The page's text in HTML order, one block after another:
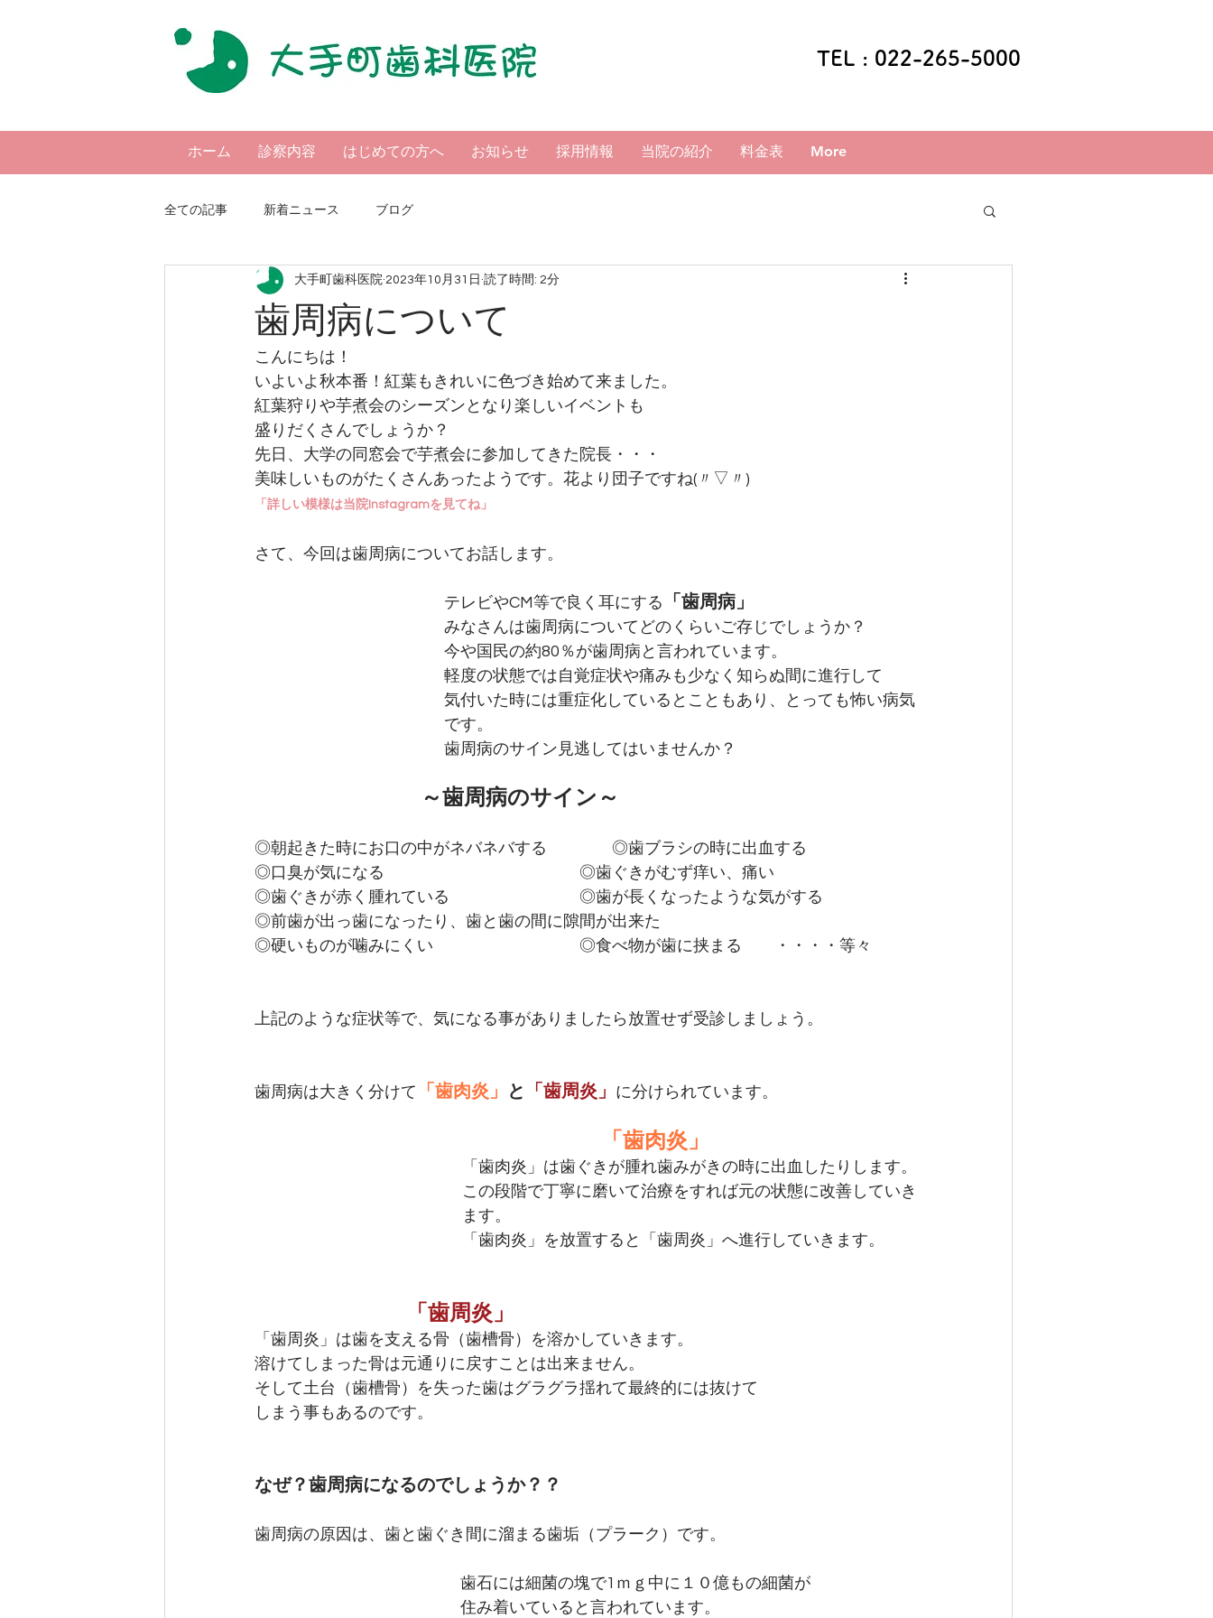
TEL : 022-265-5000
ホーム 診察内容 はじめての方へ お知らせ 採用情報 当院の紹介 料金表 More
全ての記事 新着ニュース ブログ
歯周病について
大手町歯科医院 2023年10月31日 読了時間: 2分
こんにちは！
いよいよ秋本番！紅葉もきれいに色づき始めて来ました。
紅葉狩りや芋煮会のシーズンとなり楽しいイベントも
盛りだくさんでしょうか？
先日、大学の同窓会で芋煮会に参加してきた院長・・・
美味しいものがたくさんあったようです。花より団子ですね(〃▽〃)
「詳しい模様は当院Instagramを見てね」
さて、今回は歯周病についてお話します。
テレビやCM等で良く耳にする 「歯周病」
みなさんは歯周病についてどのくらいご存じでしょうか？
今や国民の約80％が歯周病と言われています。
軽度の状態では自覚症状や痛みも少なく知らぬ間に進行して
気付いた時には重症化しているとこともあり、とっても怖い病気
です。
歯周病のサイン見逃してはいませんか？
～歯周病のサイン～
◎朝起きた時にお口の中がネバネバする　　　　◎歯ブラシの時に出血する
◎口臭が気になる　　　　　　　　　　　　◎歯ぐきがむず痒い、痛い
◎歯ぐきが赤く腫れている				◎歯が長くなったような気がする
◎前歯が出っ歯になったり、歯と歯の間に隙間が出来た
◎硬いものが噛みにくい　　　　　　　　　◎食べ物が歯に挟まる　　・・・・等々
上記のような症状等で、気になる事がありましたら放置せず受診しましょう。
歯周病は大きく分けて 「歯肉炎」 と 「歯周炎」 に分けられています。
「歯肉炎」
「歯肉炎」は歯ぐきが腫れ歯みがきの時に出血したりします。
この段階で丁寧に磨いて治療をすれば元の状態に改善していき
ます。
「歯肉炎」を放置すると「歯周炎」へ進行していきます。
「歯周炎」
「歯周炎」は歯を支える骨（歯槽骨）を溶かしていきます。
溶けてしまった骨は元通りに戻すことは出来ません。
そして土台（歯槽骨）を失った歯はグラグラ揺れて最終的には抜けて
しまう事もあるのです。
なぜ？歯周病になるのでしょうか？？
歯周病の原因は、歯と歯ぐき間に溜まる歯垢（プラーク）です。
歯石には細菌の塊で1ｍｇ中に１０億もの細菌が
住み着いていると言われています。